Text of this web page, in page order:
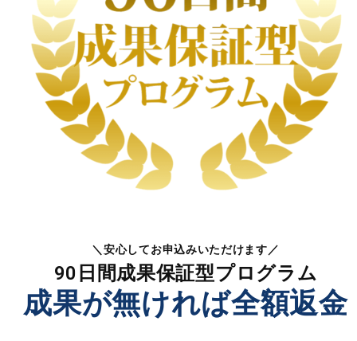
＼安心してお申込みいただけます／
90日間成果保証型プログラム
成果が無ければ全額返金